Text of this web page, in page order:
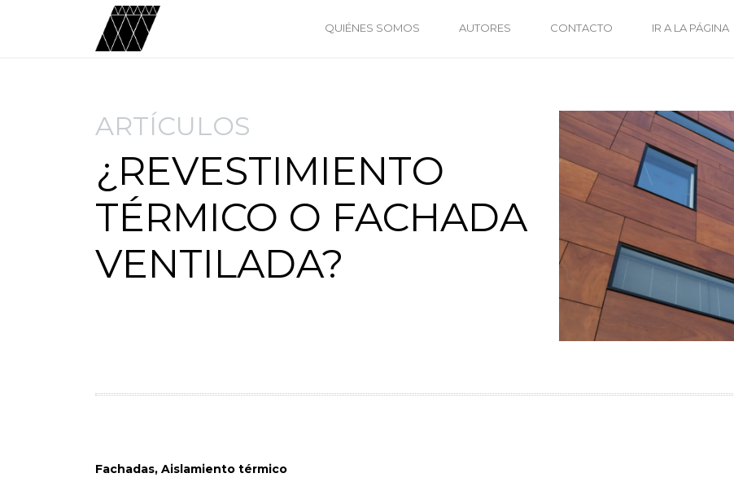
QUIÉNES SOMOS AUTORES CONTACTO IR A LA PÁGINA
ARTÍCULOS
¿REVESTIMIENTO
TÉRMICO O FACHADA
VENTILADA?
Fachadas, Aislamiento térmico